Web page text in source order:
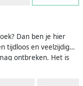
Dan ben je hier
tijdloos en veelzijdig
ontbreken. Het is
diverse